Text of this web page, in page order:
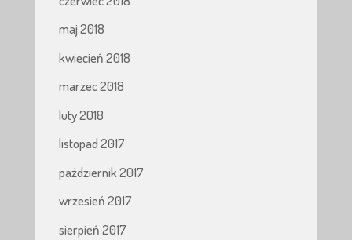
maj 2018
kwiecień 2018
marzec 2018
luty 2018
listopad 2017
październik 2017
wrzesień 2017
sierpień 2017